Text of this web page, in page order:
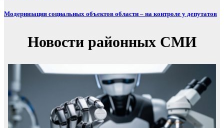
Модернизация социальных объектов области – на контроле у депутатов